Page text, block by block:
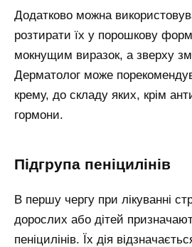
Додатково можна
розтирати їх у порошкову
мокнущим виразок, а зверху
Дерматолог може
крему, до складу яких, крім
гормони.
Підгрупа пеніцилінів
В першу чергу при лікуванні
дорослих або дітей
пеніцилінів. Їх дія